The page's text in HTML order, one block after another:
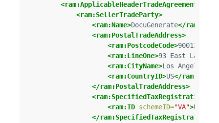
<ram:ApplicableHeaderTradeAgreement>
<ram:SellerTradeParty>
<ram:Name>DocuGenerate</
<ram:PostalTradeAddress>
<ram:PostcodeCode>90013
<ram:LineOne>93 East Lassen
<ram:CityName>Los Angeles
<ram:CountryID>US</
</ram:PostalTradeAddress>
<ram:SpecifiedTaxRegistration>
<ram:ID schemeID="VA">
</ram:SpecifiedTaxRegistration>